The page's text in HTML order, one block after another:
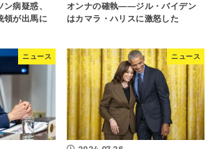
病疑惑、
領が出馬に
オンナの確執――ジル・バイデン
はカマラ・ハリスに激怒した
ニュース ニュース